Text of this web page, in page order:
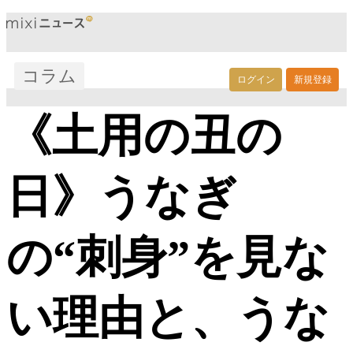
ログイン 新規登録
コラム
《土用の丑の
日》うなぎ
の“刺身”を見な
い理由と、うな